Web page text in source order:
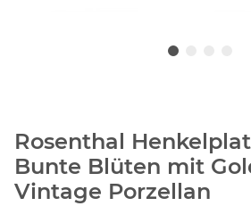
Rosenthal
Bunte Blüten mit
Vintage Porzellan